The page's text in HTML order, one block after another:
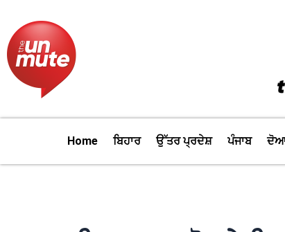
content
Home ਬਿਹਾਰ ਉੱਤਰ ਪ੍ਰਦੇਸ਼ ਪੰਜਾਬ